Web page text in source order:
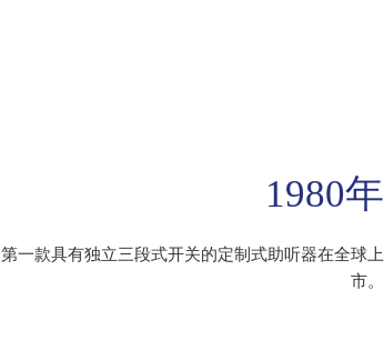
1980年
第一款具有独立三段式开关的定制式助听器在全球上
市。